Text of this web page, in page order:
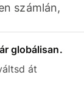
számlán,
globálisan.
át